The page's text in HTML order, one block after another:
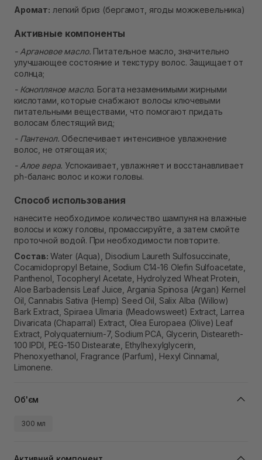
Аромат: легкий бриз (бергамот, ягоды можжевельника)
Активные компоненты
- Аргановое масло. Питательное масло, значительно
улучшающее состояние и текстуру волос. Защищает от
солнца;
- Конопляное масло. Богата незаменимыми жирными
кислотами, которые снабжают волосы ключевыми
питательными веществами, что помогают придать
волосам блестящий вид;
- Пантенол. Обеспечивает интенсивное увлажнение
волос, не отягощая их;
- Алое вера. Успокаивает, увлажняет и восстанавливает
ph-баланс волос и кожи головы.
Способ использования
нанесите необходимое количество шампуня на влажные
волосы и кожу головы, промассируйте, а затем смойте
проточной водой. При необходимости повторите.
Состав: Water (Aqua), Disodium Laureth Sulfosuccinate,
Cocamidopropyl Betaine, Sodium C14-16 Olefin Sulfoacetate,
Panthenol, Tocopheryl Acetate, Hydrolyzed Wheat Protein,
Aloe Barbadensis Leaf Juice, Argania Spinosa (Argan) Kernel
Oil, Cannabis Sativa (Hemp) Seed Oil, Salix Alba (Willow)
Bark Extract, Spiraea Ulmaria (Meadowsweet) Extract, Larrea
Divaricata (Chaparral) Extract, Olea Europaea (Olive) Leaf
Extract, Polyquaternium-7, Sodium PCA, Glycerin, Disteareth-
100 IPDI, PEG-150 Distearate, Ethylhexylglycerin,
Phenoxyethanol, Fragrance (Parfum), Hexyl Cinnamal,
Limonene.
Об'єм
300 мл